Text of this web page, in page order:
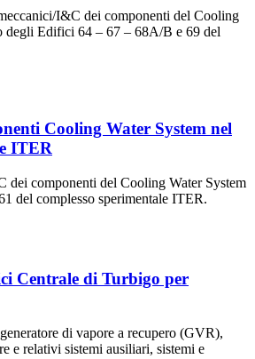
I&C dei componenti del Cooling
degli Edifici 64 – 67 – 68A/B e 69 del
Cooling Water System nel
ITER
dei componenti del Cooling Water System
del complesso sperimentale ITER.
Centrale di Turbigo per
di vapore a recupero (GVR),
e relativi sistemi ausiliari, sistemi e